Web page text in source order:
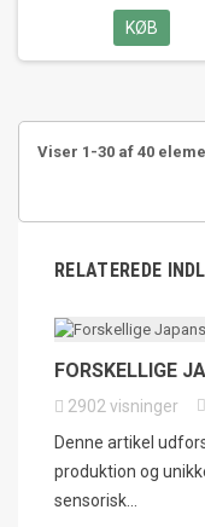
KØB
Viser 1-30 af 40
RELATEREDE
FORSKELLIGE
2902 visninger
Denne artikel
produktion og
sensorisk...